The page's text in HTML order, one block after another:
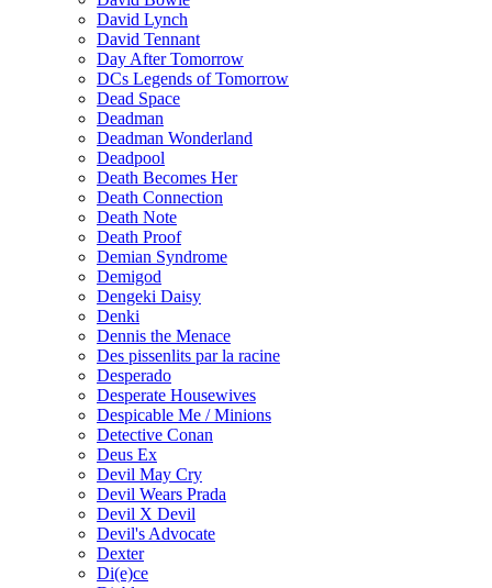
David Lynch
David Tennant
Day After Tomorrow
DCs Legends of Tomorrow
Dead Space
Deadman
Deadman Wonderland
Deadpool
Death Becomes Her
Death Connection
Death Note
Death Proof
Demian Syndrome
Demigod
Dengeki Daisy
Denki
Dennis the Menace
Des pissenlits par la racine
Desperado
Desperate Housewives
Despicable Me / Minions
Detective Conan
Deus Ex
Devil May Cry
Devil Wears Prada
Devil X Devil
Devil's Advocate
Dexter
Di(e)ce